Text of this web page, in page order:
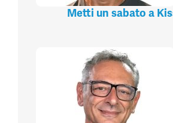
Metti un sabato a